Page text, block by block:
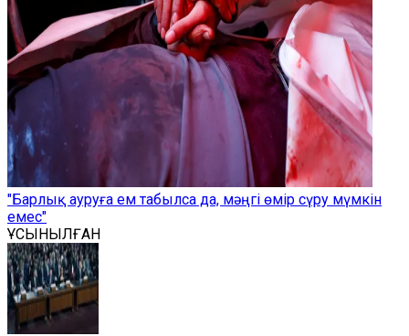
"Барлық ауруға ем табылса да, мәңгі өмір сүру мүмкін
емес"
ҰСЫНЫЛҒАН